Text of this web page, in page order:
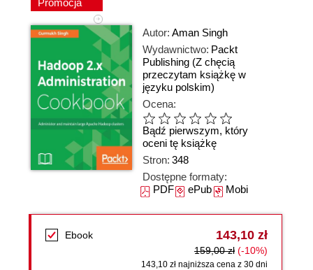
Promocja
Autor: Aman Singh
Wydawnictwo: Packt
Publishing (Z chęcią
przeczytam książkę w
języku polskim)
Ocena:
Bądź pierwszym, który
oceni tę książkę
Stron: 348
Dostępne formaty:
PDFePubMobi
Ebook 143,10 zł
159,00 zł (-10%)
143,10 zł najniższa cena z 30 dni